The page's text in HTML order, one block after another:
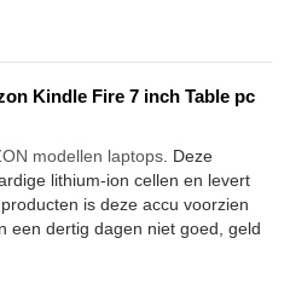
Kindle Fire 7 inch Table pc
modellen laptops . Deze
lithium-ion cellen en levert
is deze accu voorzien
een dertig dagen niet goed, geld